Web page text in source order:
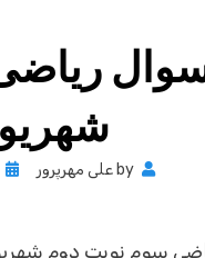
سوال
شهریور
by علی مهرپرور